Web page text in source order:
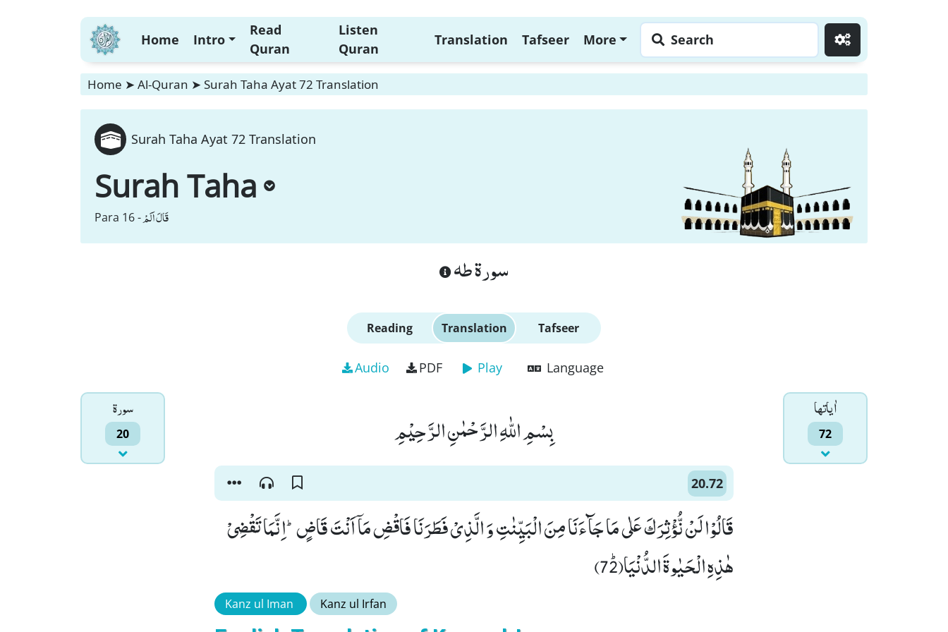
Home Intro
Read
Quran
Listen
Quran
Translation Tafseer More Search
Home ➤ Al-Quran ➤ Surah Taha Ayat 72 Translation
Surah Taha Ayat 72 Translation
Surah Taha
Para 16 -قَالَ اَلَمْ
سورة طه
Reading Translation Tafseer
Audio PDF Play Language
سورۃ
20
اٰياتها
72 بِسْمِ اللّٰهِ الرَّحْمٰنِ الرَّحِیْمِ
20.72
قَالُوْا لَنْ نُّؤْثِرَكَ عَلٰى مَا جَآءَنَا مِنَ الْبَیِّنٰتِ وَ الَّذِیْ فَطَرَنَا فَاقْضِ مَاۤ اَنْتَ قَاضٍؕ-اِنَّمَا تَقْضِیْ
هٰذِهِ الْحَیٰوةَ الدُّنْیَاﭤ(72)
Kanz ul Iman Kanz ul Irfan